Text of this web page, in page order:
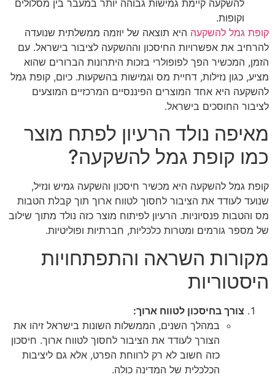
קיימת גמישות גבוהה יותר במעבר בין מסלולים
להשקעההיא תוצאה של יוזמה ממשלתית שנועדה
את אפשרויות החיסכון וההשקעה לציבור בישראל. עם
הפך לפופולרי בזכות היתרונות הברורים שהוא
נזילות, דחיית מס וגמישות בהשקעות. כיום, קופת גמל
היא אחד המוצרים הפיננסיים המרכזיים המוצעים
החוסכים בישראל.
נולד הרעיון לפתח מוצר
קופת גמל להשקעה?
להשקעה היא מכשיר חיסכון והשקעה גמיש ונזיל,
את הציבור לחסוך לטווח ארוך תוך קבלת הטבות
פנסיוניות. הרעיון לפיתוח מוצר כזה נולד מתוך שילוב
גורמים ומטרות כלכליות, חברתיות ופוליטיות.
השראה והתפתחויות
בחיסכון לטווח ארוך:
במהלך השנים, הממשלות השונות בישראל זיהו את
הצורך לעודד את הציבור לחסוך לטווח ארוך. חיסכון
כזה חשוב לא רק לרווחת הפרט, אלא גם ליציבות
הכלכלית של המדינה כולה.